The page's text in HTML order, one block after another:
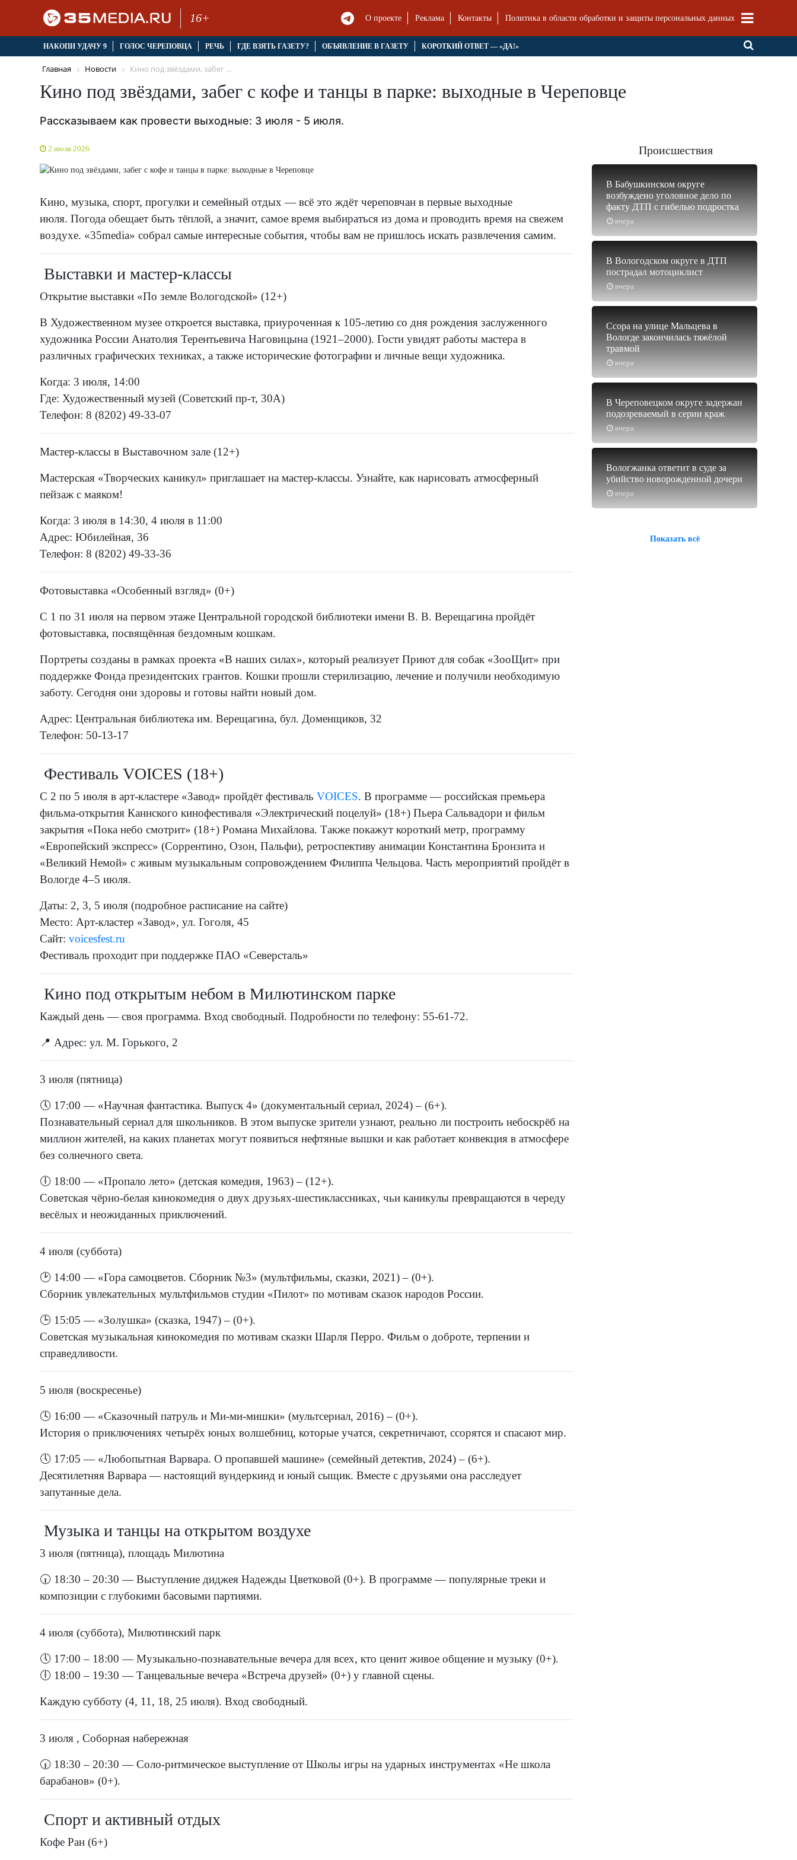
16+ О проекте Реклама Контакты Политика в области обработки и защиты персональных данных
НАКОПИ УДАЧУ 9 ГОЛОС ЧЕРЕПОВЦА РЕЧЬ ГДЕ ВЗЯТЬ ГАЗЕТУ? ОБЪЯВЛЕНИЕ В ГАЗЕТУ КОРОТКИЙ ОТВЕТ — «ДА!»
Главная Новости Кино под звёздами, забег ...
Кино под звёздами, забег с кофе и танцы в парке: выходные в Череповце
Рассказываем как провести выходные: 3 июля - 5 июля.
2 июля 2026
Кино, музыка, спорт, прогулки и семейный отдых — всё это ждёт череповчан в первые выходные
июля. Погода обещает быть тёплой, а значит, самое время выбираться из дома и проводить время на свежем
воздухе. «35media» собрал самые интересные события, чтобы вам не пришлось искать развлечения самим.
Выставки и мастер-классы
Открытие выставки «По земле Вологодской» (12+)
В Художественном музее откроется выставка, приуроченная к 105-летию со дня рождения заслуженного
художника России Анатолия Терентьевича Наговицына (1921–2000). Гости увидят работы мастера в
различных графических техниках, а также исторические фотографии и личные вещи художника.
Когда: 3 июля, 14:00
Где: Художественный музей (Советский пр-т, 30А)
Телефон: 8 (8202) 49-33-07
Мастер-классы в Выставочном зале (12+)
Мастерская «Творческих каникул» приглашает на мастер-классы. Узнайте, как нарисовать атмосферный
пейзаж с маяком!
Когда: 3 июля в 14:30, 4 июля в 11:00
Адрес: Юбилейная, 36
Телефон: 8 (8202) 49-33-36
Фотовыставка «Особенный взгляд» (0+)
С 1 по 31 июля на первом этаже Центральной городской библиотеки имени В. В. Верещагина пройдёт
фотовыставка, посвящённая бездомным кошкам.
Портреты созданы в рамках проекта «В наших силах», который реализует Приют для собак «ЗооЩит» при
поддержке Фонда президентских грантов. Кошки прошли стерилизацию, лечение и получили необходимую
заботу. Сегодня они здоровы и готовы найти новый дом.
Адрес: Центральная библиотека им. Верещагина, бул. Доменщиков, 32
Телефон: 50-13-17
Фестиваль VOICES (18+)
С 2 по 5 июля в арт-кластере «Завод» пройдёт фестиваль VOICES. В программе — российская премьера
фильма-открытия Каннского кинофестиваля «Электрический поцелуй» (18+) Пьера Сальвадори и фильм
закрытия «Пока небо смотрит» (18+) Романа Михайлова. Также покажут короткий метр, программу
«Европейский экспресс» (Соррентино, Озон, Пальфи), ретроспективу анимации Константина Бронзита и
«Великий Немой» с живым музыкальным сопровождением Филиппа Чельцова. Часть мероприятий пройдёт в
Вологде 4–5 июля.
Даты: 2, 3, 5 июля (подробное расписание на сайте)
Место: Арт-кластер «Завод», ул. Гоголя, 45
Сайт: voicesfest.ru
Фестиваль проходит при поддержке ПАО «Северсталь»
Кино под открытым небом в Милютинском парке
Каждый день — своя программа. Вход свободный. Подробности по телефону: 55-61-72.
📍 Адрес: ул. М. Горького, 2
3 июля (пятница)
🕔 17:00 — «Научная фантастика. Выпуск 4» (документальный сериал, 2024) – (6+).
Познавательный сериал для школьников. В этом выпуске зрители узнают, реально ли построить небоскрёб на
миллион жителей, на каких планетах могут появиться нефтяные вышки и как работает конвекция в атмосфере
без солнечного света.
🕕 18:00 — «Пропало лето» (детская комедия, 1963) – (12+).
Советская чёрно-белая кинокомедия о двух друзьях-шестиклассниках, чьи каникулы превращаются в череду
весёлых и неожиданных приключений.
4 июля (суббота)
🕑 14:00 — «Гора самоцветов. Сборник №3» (мультфильмы, сказки, 2021) – (0+).
Сборник увлекательных мультфильмов студии «Пилот» по мотивам сказок народов России.
🕒 15:05 — «Золушка» (сказка, 1947) – (0+).
Советская музыкальная кинокомедия по мотивам сказки Шарля Перро. Фильм о доброте, терпении и
справедливости.
5 июля (воскресенье)
🕓 16:00 — «Сказочный патруль и Ми-ми-мишки» (мультсериал, 2016) – (0+).
История о приключениях четырёх юных волшебниц, которые учатся, секретничают, ссорятся и спасают мир.
🕔 17:05 — «Любопытная Варвара. О пропавшей машине» (семейный детектив, 2024) – (6+).
Десятилетняя Варвара — настоящий вундеркинд и юный сыщик. Вместе с друзьями она расследует
запутанные дела.
Музыка и танцы на открытом воздухе
3 июля (пятница), площадь Милютина
🕡 18:30 – 20:30 — Выступление диджея Надежды Цветковой (0+). В программе — популярные треки и
композиции с глубокими басовыми партиями.
4 июля (суббота), Милютинский парк
🕔 17:00 – 18:00 — Музыкально-познавательные вечера для всех, кто ценит живое общение и музыку (0+).
🕕 18:00 – 19:30 — Танцевальные вечера «Встреча друзей» (0+) у главной сцены.
Каждую субботу (4, 11, 18, 25 июля). Вход свободный.
3 июля , Соборная набережная
🕡 18:30 – 20:30 — Соло-ритмическое выступление от Школы игры на ударных инструментах «Не школа
барабанов» (0+).
Спорт и активный отдых
Кофе Ран (6+)
Происшествия
вчера
В Бабушкинском округе
возбуждено уголовное дело по
факту ДТП с гибелью подростка
вчера
В Вологодском округе в ДТП
пострадал мотоциклист
вчера
Ссора на улице Мальцева в
Вологде закончилась тяжёлой
травмой
вчера
В Череповецком округе задержан
подозреваемый в серии краж
вчера
Вологжанка ответит в суде за
убийство новорожденной дочери
Показать всё